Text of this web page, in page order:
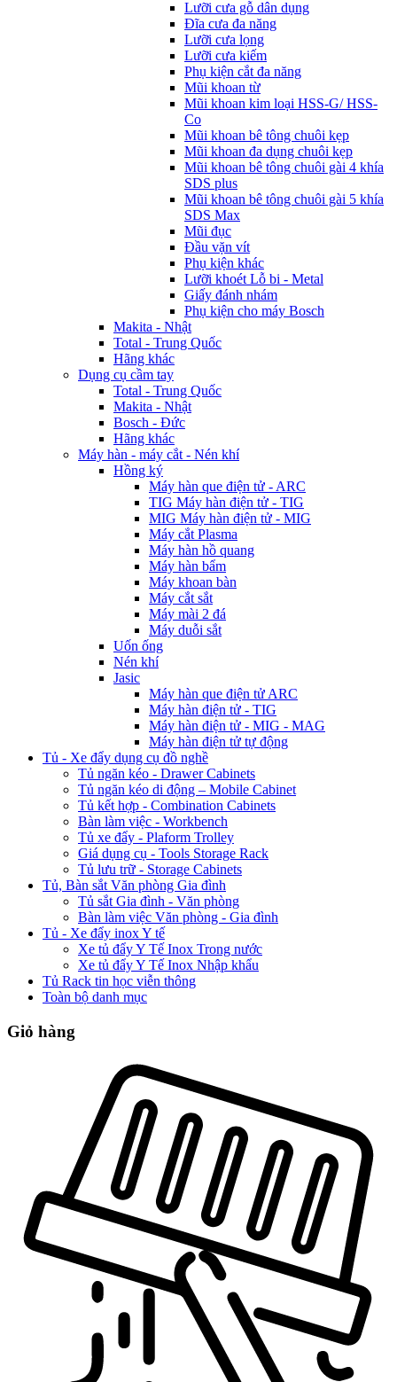
Lưỡi cưa gỗ dân dụng
Đĩa cưa đa năng
Lưỡi cưa lọng
Lưỡi cưa kiếm
Phụ kiện cắt đa năng
Mũi khoan từ
Mũi khoan kim loại HSS-G/ HSS-
Co
Mũi khoan bê tông chuôi kẹp
Mũi khoan đa dụng chuôi kẹp
Mũi khoan bê tông chuôi gài 4 khía
SDS plus
Mũi khoan bê tông chuôi gài 5 khía
SDS Max
Mũi đục
Đầu vặn vít
Phụ kiện khác
Lưỡi khoét Lỗ bi - Metal
Giấy đánh nhám
Phụ kiện cho máy Bosch
Makita - Nhật
Total - Trung Quốc
Hãng khác
Dụng cụ cầm tay
Total - Trung Quốc
Makita - Nhật
Bosch - Đức
Hãng khác
Máy hàn - máy cắt - Nén khí
Hồng ký
Máy hàn que điện tử - ARC
TIG Máy hàn điện tử - TIG
MIG Máy hàn điện tử - MIG
Máy cắt Plasma
Máy hàn hồ quang
Máy hàn bẩm
Máy khoan bàn
Máy cắt sắt
Máy mài 2 đá
Máy duỗi sắt
Uốn ống
Nén khí
Jasic
Máy hàn que điện tử ARC
Máy hàn điện tử - TIG
Máy hàn điện tử - MIG - MAG
Máy hàn điện tử tự động
Tủ - Xe đẩy dụng cụ đồ nghề
Tủ ngăn kéo - Drawer Cabinets
Tủ ngăn kéo di động – Mobile Cabinet
Tủ kết hợp - Combination Cabinets
Bàn làm việc - Workbench
Tủ xe đẩy - Plaform Trolley
Giá dụng cụ - Tools Storage Rack
Tủ lưu trữ - Storage Cabinets
Tủ, Bàn sắt Văn phòng Gia đình
Tủ sắt Gia đình - Văn phòng
Bàn làm việc Văn phòng - Gia đình
Tủ - Xe đẩy inox Y tế
Xe tủ đẩy Y Tế Inox Trong nước
Xe tủ đẩy Y Tế Inox Nhập khẩu
Tủ Rack tin học viễn thông
Toàn bộ danh mục
Giỏ hàng